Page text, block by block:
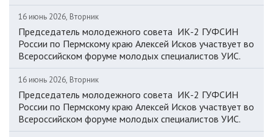
16 июнь 2026, Вторник
Председатель молодежного совета ИК-2 ГУФСИН
России по Пермскому краю Алексей Исков участвует во
Всероссийском форуме молодых специалистов УИС.
16 июнь 2026, Вторник
Председатель молодежного совета ИК-2 ГУФСИН
России по Пермскому краю Алексей Исков участвует во
Всероссийском форуме молодых специалистов УИС.